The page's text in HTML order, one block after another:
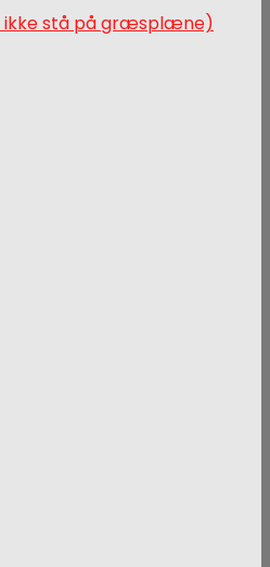
ikke stå på græsplæne)